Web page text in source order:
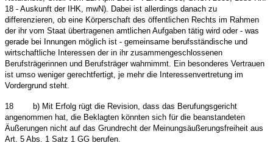
18 - Auskunft der IHK, mwN). Dabei ist allerdings danach zu
differenzieren, ob eine Körperschaft des öffentlichen Rechts im Rahmen
der ihr vom Staat übertragenen amtlichen Aufgaben tätig wird oder - was
gerade bei Innungen möglich ist - gemeinsame berufsständische und
wirtschaftliche Interessen der in ihr zusammengeschlossenen
Berufsträgerinnen und Berufsträger wahrnimmt. Ein besonderes Vertrauen
ist umso weniger gerechtfertigt, je mehr die Interessenvertretung im
Vordergrund steht.
18
b) Mit Erfolg rügt die Revision, dass das Berufungsgericht
angenommen hat, die Beklagten könnten sich für die beanstandeten
Äußerungen nicht auf das Grundrecht der Meinungsäußerungsfreiheit aus
Art. 5 Abs. 1 Satz 1 GG berufen.